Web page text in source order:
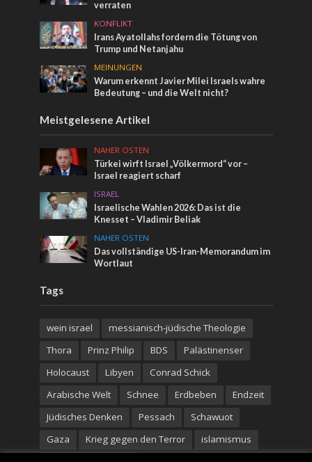
verraten
KONFLIKT
Irans Ayatollahs fordern die Tötung von
Trump und Netanjahu
MEINUNGEN
Warum erkennt Javier Milei Israels wahre
Bedeutung – und die Welt nicht?
Meistgelesene Artikel
NAHER OSTEN
Türkei wirft Israel „Völkermord“ vor –
Israel reagiert scharf
ISRAEL
Israelische Wahlen 2026: Das ist die
Knesset – Vladimir Beliak
NAHER OSTEN
Das vollständige US-Iran-Memorandum im
Wortlaut
Tags
wein israel
messianisch-jüdische Theologie
Thora
Prinz Philip BDS
Palästinenser
Holocaust
Libyen
Conrad Schick
Arabische Welt
Schnee Erdbeben
Endzeit
Jüdisches Denken
Pessach
Schawuot
Gaza
Krieg gegen den Terror
islamismus